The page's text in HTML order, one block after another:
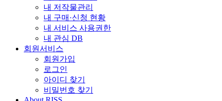
내 저작물관리
내 구매·신청 현황
내 서비스 사용권한
내 관심 DB
회원서비스
회원가입
로그인
아이디 찾기
비밀번호 찾기